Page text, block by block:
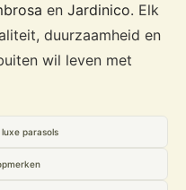
en Jardinico. Elk
duurzaamheid en
wil leven met
parasols